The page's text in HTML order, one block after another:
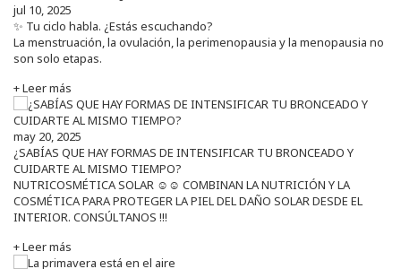
jul 10, 2025
✨ Tu ciclo habla. ¿Estás escuchando?
La menstruación, la ovulación, la perimenopausia y la menopausia no
son solo etapas.
+ Leer más
may 20, 2025
¿SABÍAS QUE HAY FORMAS DE INTENSIFICAR TU BRONCEADO Y
CUIDARTE AL MISMO TIEMPO?
NUTRICOSMÉTICA SOLAR ☺️☺️ COMBINAN LA NUTRICIÓN Y LA
COSMÉTICA PARA PROTEGER LA PIEL DEL DAÑO SOLAR DESDE EL
INTERIOR. CONSÚLTANOS !!!
+ Leer más